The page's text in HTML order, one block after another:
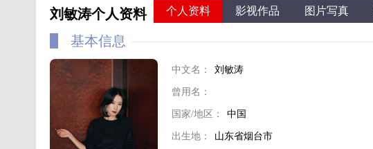
刘敏涛个人资料 个人资料 影视作品 图片写真
基本信息
中文名： 刘敏涛
曾用名：
国家/地区： 中国
出生地： 山东省烟台市